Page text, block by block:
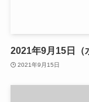
2021年9月15日（
2021年9月15日